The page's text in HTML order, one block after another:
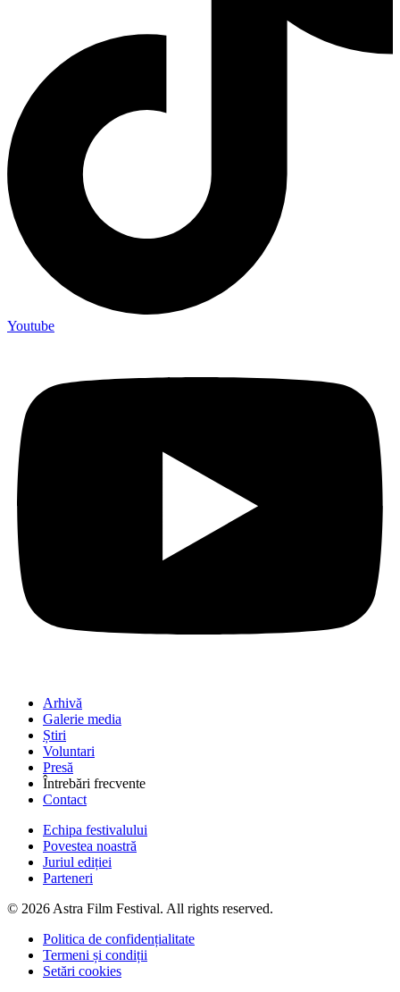
Youtube
Arhivă
Galerie media
Știri
Voluntari
Presă
Întrebări frecvente
Contact
Echipa festivalului
Povestea noastră
Juriul ediției
Parteneri
© 2026 Astra Film Festival. All rights reserved.
Politica de confidențialitate
Termeni și condiții
Setări cookies